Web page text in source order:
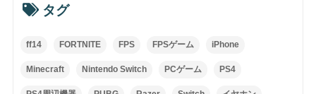
タグ
ff14 FORTNITE FPS FPSゲーム iPhone
Minecraft Nintendo Switch PCゲーム PS4